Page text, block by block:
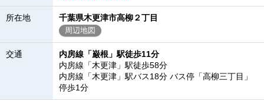
所在地 千葉県木更津市高柳２丁目
周辺地図
交通
内房線「巌根」駅徒歩11分
内房線「木更津」駅徒歩58分
内房線「木更津」駅バス18分 バス停「高柳三丁目」
停歩1分